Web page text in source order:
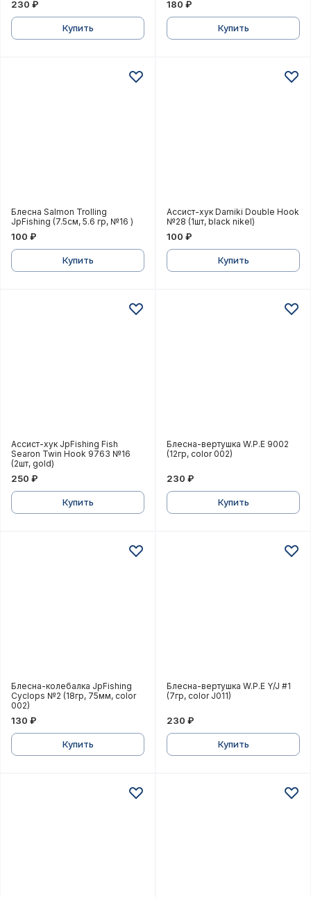
230 ₽
Купить
180 ₽
Купить
Блесна Salmon Trolling JpFishing (7.5см, 5.6 гр, №16 )
Блесна Salmon Trolling
JpFishing (7.5см, 5.6 гр, №16 )
100 ₽
Купить
Ассист-хук Damiki
Ассист-хук Damiki Double Hook
№28 (1шт, black nikel)
100 ₽
Купить
Ассист-хук JpFishing Fish Searon Twin Hook 9763
Ассист-хук JpFishing Fish
Searon Twin Hook 9763 №16
(2шт, gold)
250 ₽
Купить
Блесна-вертушка W.P.E
Блесна-вертушка W.P.E 9002
(12гр, color 002)
230 ₽
Купить
Блесна-колебалка JpFishing Сyclops №2 (18гр, 75мм,
Блесна-колебалка JpFishing
Сyclops №2 (18гр, 75мм, color
002)
130 ₽
Купить
Блесна-вертушка W.P.E
Блесна-вертушка W.P.E Y/J #1
(7гр, color J011)
230 ₽
Купить